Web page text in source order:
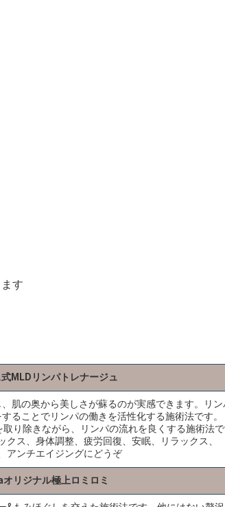
す
MLDリンパトレナージュ
肌の奥から美しさが蘇るのが実感できます。リ
ることでリンパの働きを活性化する施術法です。
り除きながら、リンパの流れを良くする施術法で
クス、身体調整、疲労回復、安眠、リラックス、
アンチエイジングにどうぞ
オリジナル極上ロミロミ